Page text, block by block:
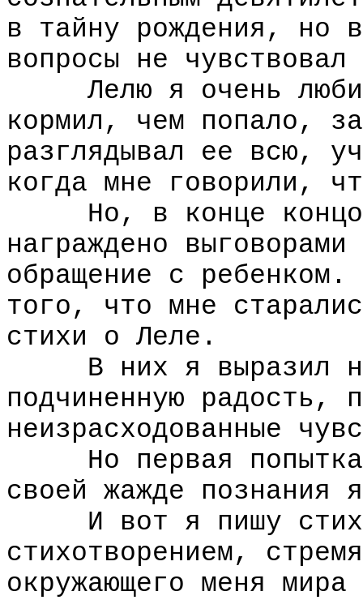
в тайну рождения, но
вопросы не
Лелю я очень
кормил, чем попало,
разглядывал ее всю,
когда мне говорили,
Но, в конце
награждено
обращение с
того, что мне
стихи о Леле.
В них я выразил
подчиненную радость,
неизрасходованные
Но первая попытка
своей жажде познания
И вот я пишу
стихотворением,
окружающего меня мира